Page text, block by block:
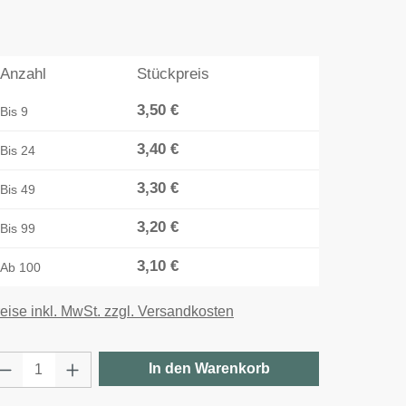
Anzahl Stückpreis
Bis 9 3,50 €
Bis 24 3,40 €
Bis 49 3,30 €
Bis 99 3,20 €
Ab 100 3,10 €
inkl. MwSt. zzgl. Versandkosten
Anzahl: Gib den gewünschten
In den Warenkorb